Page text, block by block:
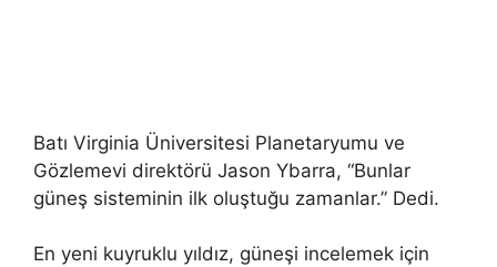
Batı Virginia Üniversitesi Planetaryumu ve
Gözlemevi direktörü Jason Ybarra, “Bunlar
güneş sisteminin ilk oluştuğu zamanlar.” Dedi.
En yeni kuyruklu yıldız, güneşi incelemek için